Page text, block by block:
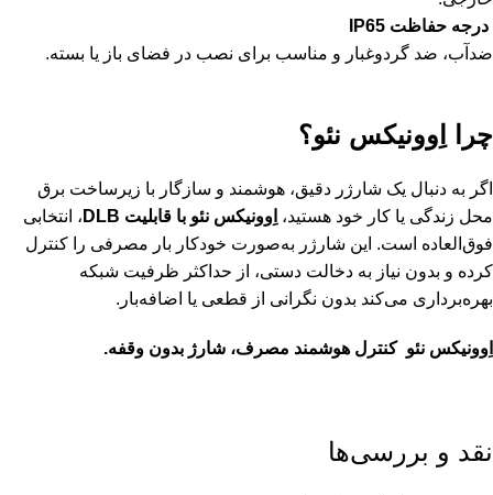
درجه حفاظت
ضدآب، ضد گردوغبار و مناسب برای نصب در فضای باز یا بسته.
چرا اِوونیکس نئو؟
اگر به دنبال یک شارژر دقیق، هوشمند و سازگار با زیرساخت برق
محل زندگی یا کار خود هستید، اِوونیکس نئو با قابلیت
، انتخابی
فوق‌العاده است. این شارژر به‌صورت خودکار بار مصرفی را کنترل
کرده و بدون نیاز به دخالت دستی، از حداکثر ظرفیت شبکه
بهره‌برداری می‌کند بدون نگرانی از قطعی یا اضافه‌بار.
اِوونیکس نئو کنترل هوشمند مصرف، شارژ بدون وقفه.
نقد و بررسی‌ها